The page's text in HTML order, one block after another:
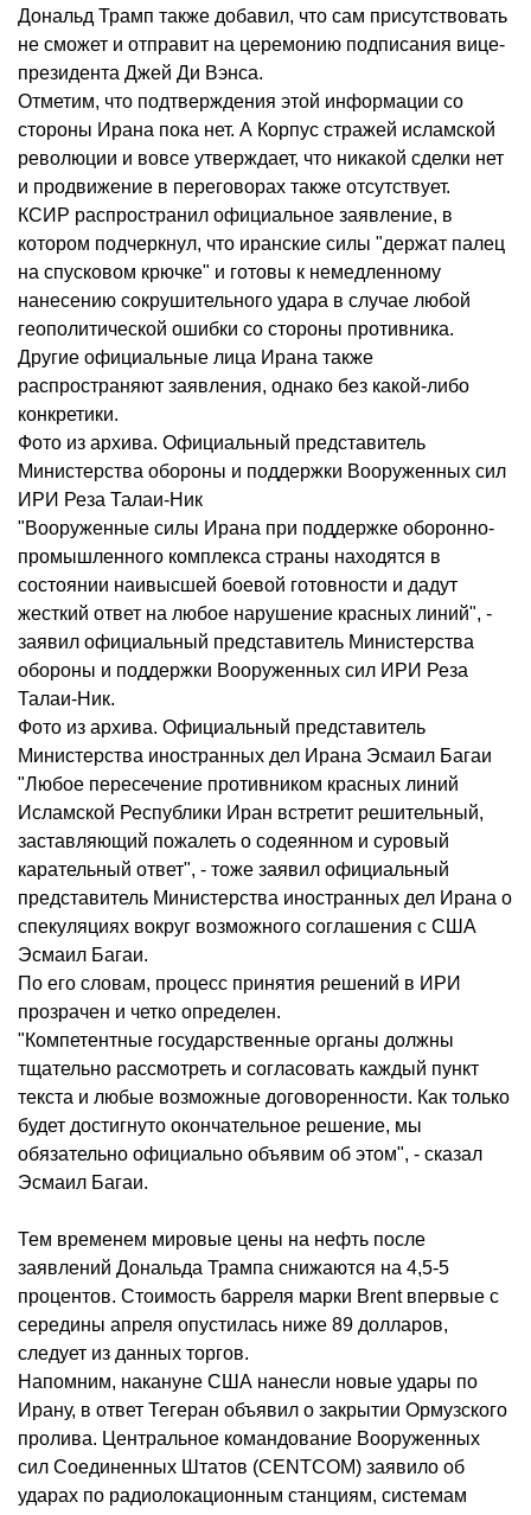
Дональд Трамп также добавил, что сам присутствовать
не сможет и отправит на церемонию подписания вице-
президента Джей Ди Вэнса.
Отметим, что подтверждения этой информации со
стороны Ирана пока нет. А Корпус стражей исламской
революции и вовсе утверждает, что никакой сделки нет
и продвижение в переговорах также отсутствует.
КСИР распространил официальное заявление, в
котором подчеркнул, что иранские силы "держат палец
на спусковом крючке" и готовы к немедленному
нанесению сокрушительного удара в случае любой
геополитической ошибки со стороны противника.
Другие официальные лица Ирана также
распространяют заявления, однако без какой-либо
конкретики.
Фото из архива. Официальный представитель
Министерства обороны и поддержки Вооруженных сил
ИРИ Реза Талаи-Ник
"Вооруженные силы Ирана при поддержке оборонно-
промышленного комплекса страны находятся в
состоянии наивысшей боевой готовности и дадут
жесткий ответ на любое нарушение красных линий", -
заявил официальный представитель Министерства
обороны и поддержки Вооруженных сил ИРИ Реза
Талаи-Ник.
Фото из архива. Официальный представитель
Министерства иностранных дел Ирана Эсмаил Багаи
"Любое пересечение противником красных линий
Исламской Республики Иран встретит решительный,
заставляющий пожалеть о содеянном и суровый
карательный ответ", - тоже заявил официальный
представитель Министерства иностранных дел Ирана о
спекуляциях вокруг возможного соглашения с США
Эсмаил Багаи.
По его словам, процесс принятия решений в ИРИ
прозрачен и четко определен.
"Компетентные государственные органы должны
тщательно рассмотреть и согласовать каждый пункт
текста и любые возможные договоренности. Как только
будет достигнуто окончательное решение, мы
обязательно официально объявим об этом", - сказал
Эсмаил Багаи.
Тем временем мировые цены на нефть после
заявлений Дональда Трампа снижаются на 4,5-5
процентов. Стоимость барреля марки Brent впервые с
середины апреля опустилась ниже 89 долларов,
следует из данных торгов.
Напомним, накануне США нанесли новые удары по
Ирану, в ответ Тегеран объявил о закрытии Ормузского
пролива. Центральное командование Вооруженных
сил Соединенных Штатов (CENTCOM) заявило об
ударах по радиолокационным станциям, системам